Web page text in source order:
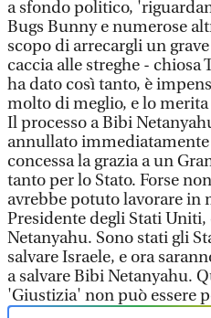
a sfondo politico,
Bugs Bunny e numerose
scopo di arrecargli un
caccia alle streghe -
ha dato così tanto, è
molto di meglio, e lo
Il processo a Bibi
annullato immediatamente
concessa la grazia a un
tanto per lo Stato. Forse
avrebbe potuto lavorare in
Presidente degli Stati
Netanyahu. Sono stati gli
salvare Israele, e ora
a salvare Bibi Netanyahu.
'Giustizia' non può essere